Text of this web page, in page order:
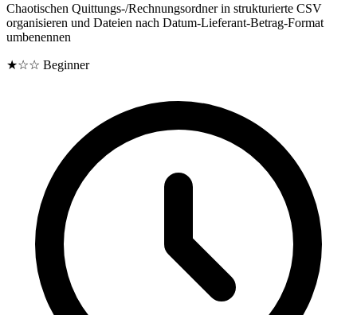
Chaotischen Quittungs-/Rechnungsordner in strukturierte CSV
organisieren und Dateien nach Datum-Lieferant-Betrag-Format
umbenennen
★☆☆ Beginner